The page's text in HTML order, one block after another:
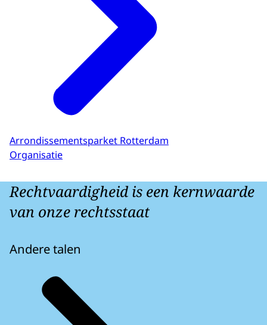
Arrondissementsparket Rotterdam
Organisatie
Rechtvaardigheid is een kernwaarde
van onze rechtsstaat
Andere talen